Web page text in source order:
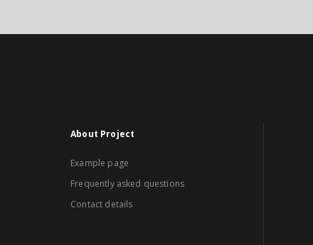
About Project
Example page
Frequently asked questions
Contact details